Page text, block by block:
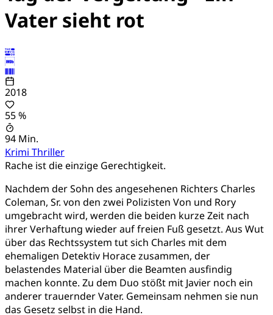
Vater sieht rot
2018
55 %
94 Min.
Krimi Thriller
Rache ist die einzige Gerechtigkeit.
Nachdem der Sohn des angesehenen Richters Charles
Coleman, Sr. von den zwei Polizisten Von und Rory
umgebracht wird, werden die beiden kurze Zeit nach
ihrer Verhaftung wieder auf freien Fuß gesetzt. Aus Wut
über das Rechtssystem tut sich Charles mit dem
ehemaligen Detektiv Horace zusammen, der
belastendes Material über die Beamten ausfindig
machen konnte. Zu dem Duo stößt mit Javier noch ein
anderer trauernder Vater. Gemeinsam nehmen sie nun
das Gesetz selbst in die Hand.